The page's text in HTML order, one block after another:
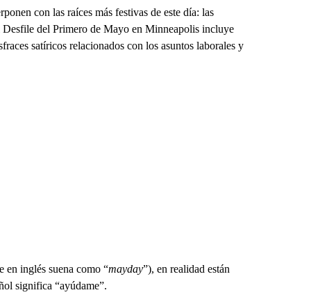
con las raíces más festivas de este día: las
del Primero de Mayo en Minneapolis incluye
satíricos relacionados con los asuntos laborales y
inglés suena como “mayday”), en realidad están
significa “ayúdame”.